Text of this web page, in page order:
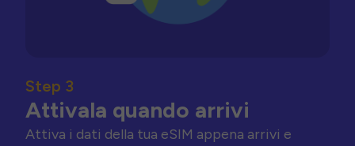
Step 3
Attivala quando arrivi
Attiva i dati della tua eSIM appena arrivi e